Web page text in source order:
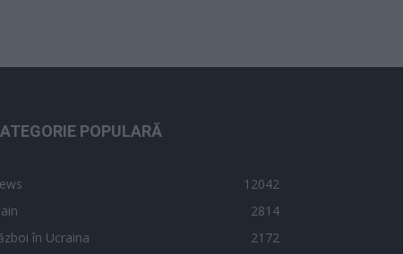
POPULARĂ
12042
2814
în Ucraina
2172